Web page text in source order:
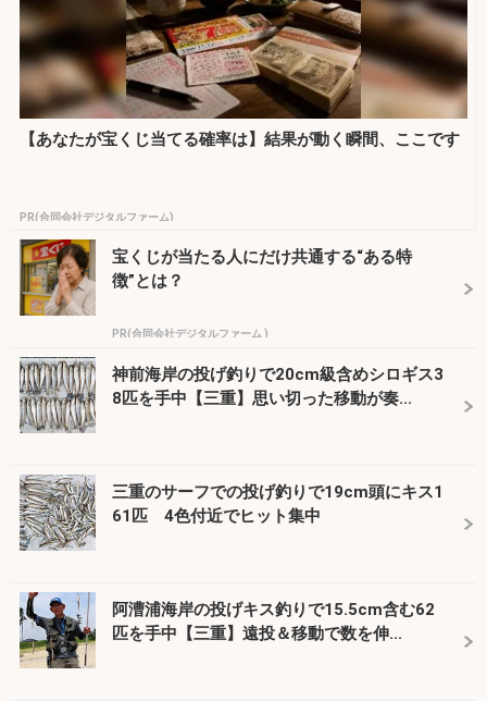
【あなたが宝くじ当てる確率は】結果が動く瞬間、ここです
PR(合同会社デジタルファーム)
宝くじが当たる人にだけ共通する“ある特
徴”とは？
PR(合同会社デジタルファーム )
神前海岸の投げ釣りで20cm級含めシロギス3
8匹を手中【三重】思い切った移動が奏...
三重のサーフでの投げ釣りで19cm頭にキス1
61匹 4色付近でヒット集中
阿漕浦海岸の投げキス釣りで15.5cm含む62
匹を手中【三重】遠投＆移動で数を伸...